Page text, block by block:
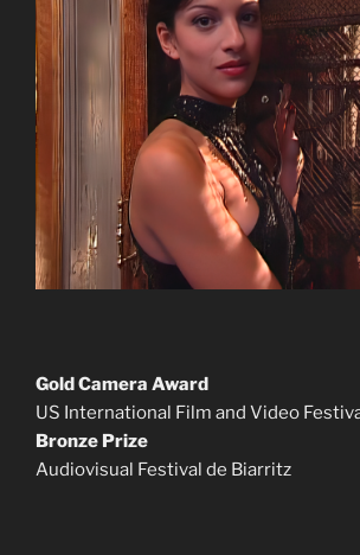
Gold Camera Award
US International Film and Video
Bronze Prize
Audiovisual Festival de Biarritz